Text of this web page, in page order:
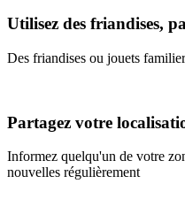
Utilisez des friandises,
Des friandises ou jouets
Partagez votre
Informez quelqu'un de votre
nouvelles régulièrement